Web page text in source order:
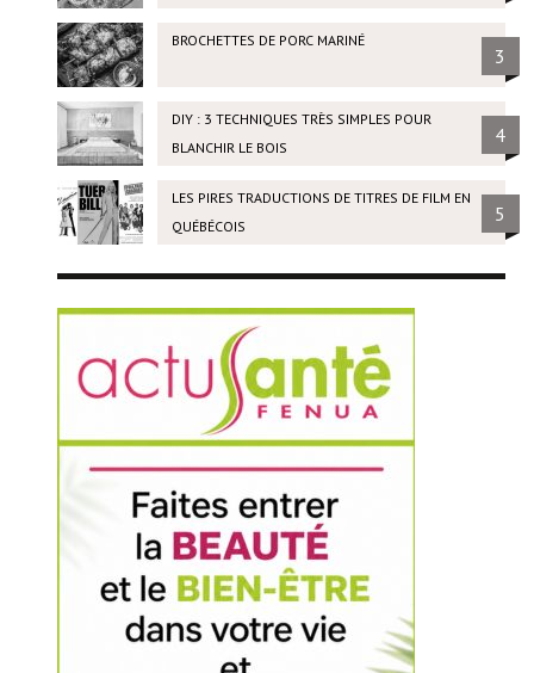
BROCHETTES DE PORC MARINÉ
3
DIY : 3 TECHNIQUES TRÈS SIMPLES POUR
BLANCHIR LE BOIS
4
LES PIRES TRADUCTIONS DE TITRES DE FILM EN
QUÉBÉCOIS
5